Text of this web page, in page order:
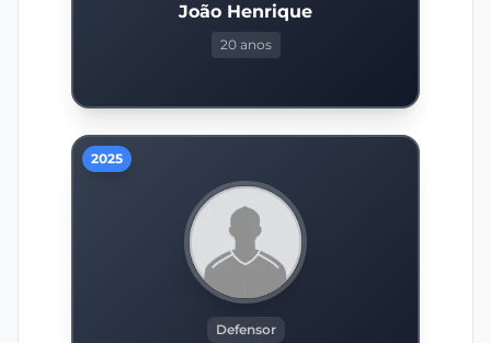
João Henrique
20 anos
2025
Defensor